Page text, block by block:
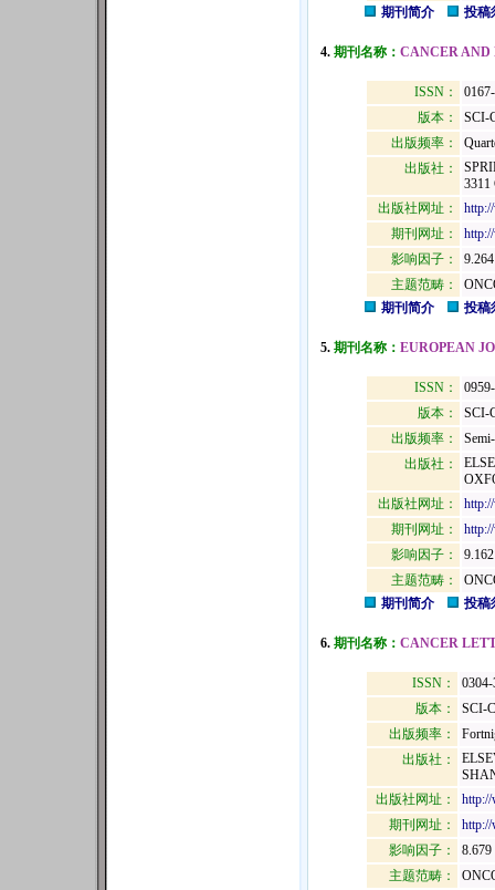
期刊简介
投稿
4. 期刊名称： CANCER AND
ISSN：
版本：
SCI-
出版频率：
出版社：
3311
出版社网址：
期刊网址：
影响因子：
9.264
主题范畴：
期刊简介
投稿
5. 期刊名称： EUROPEAN
ISSN：
版本：
SCI-
出版频率：
出版社：
出版社网址：
期刊网址：
影响因子：
9.162
主题范畴：
期刊简介
投稿
6. 期刊名称： CANCER
ISSN：
0304-
版本：
SCI-
出版频率：
出版社：
出版社网址：
http://
期刊网址：
http://
影响因子：
8.679
主题范畴：